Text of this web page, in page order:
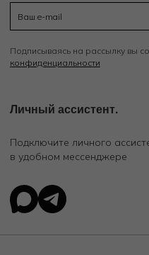
Подписываясь на рассылку вы
конфиденциальности
Личный ассистент.
Подключите личного
в удобном мессенджере